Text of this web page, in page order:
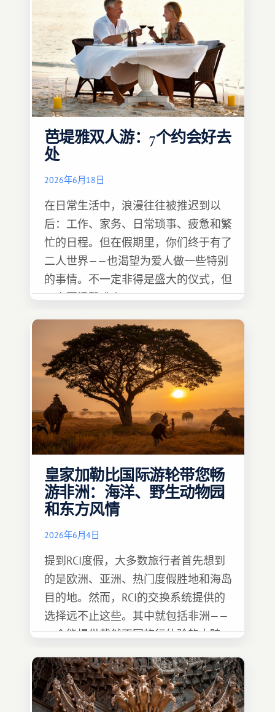
芭堤雅双人游：7个约会好去
处
2026年6月18日
在日常生活中，浪漫往往被推迟到以
后：工作、家务、日常琐事、疲惫和繁
忙的日程。但在假期里，你们终于有了
二人世界——也渴望为爱人做一些特别
的事情。不一定非得是盛大的仪式，但
一定要温馨难忘 :)
皇家加勒比国际游轮带您畅
游非洲：海洋、野生动物园
和东方风情
2026年6月4日
提到RCI度假，大多数旅行者首先想到
的是欧洲、亚洲、热门度假胜地和海岛
目的地。然而，RCI的交换系统提供的
选择远不止这些。其中就包括非洲——
一个能提供截然不同旅行体验的大陆。